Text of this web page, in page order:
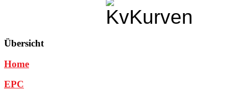
Übersicht
Home
EPC